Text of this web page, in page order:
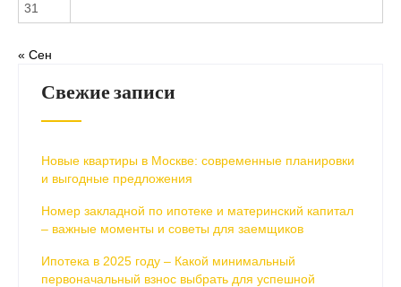
31
« Сен
Свежие записи
Новые квартиры в Москве: современные планировки
и выгодные предложения
Номер закладной по ипотеке и материнский капитал
– важные моменты и советы для заемщиков
Ипотека в 2025 году – Какой минимальный
первоначальный взнос выбрать для успешной